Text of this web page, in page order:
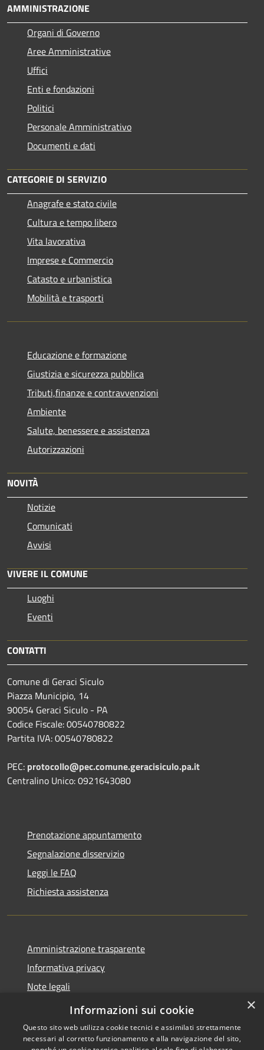
AMMINISTRAZIONE
Organi di Governo
Aree Amministrative
Uffici
Enti e fondazioni
Politici
Personale Amministrativo
Documenti e dati
CATEGORIE DI SERVIZIO
Anagrafe e stato civile
Cultura e tempo libero
Vita lavorativa
Imprese e Commercio
Catasto e urbanistica
Mobilità e trasporti
Educazione e formazione
Giustizia e sicurezza pubblica
Tributi,finanze e contravvenzioni
Ambiente
Salute, benessere e assistenza
Autorizzazioni
NOVITÀ
Notizie
Comunicati
Avvisi
VIVERE IL COMUNE
Luoghi
Eventi
CONTATTI
Comune di Geraci Siculo
Piazza Municipio, 14
90054 Geraci Siculo - PA
Codice Fiscale: 00540780822
Partita IVA: 00540780822
PEC: protocollo@pec.comune.geracisiculo.pa.it
Centralino Unico: 0921643080
Prenotazione appuntamento
Segnalazione disservizio
Leggi le FAQ
Richiesta assistenza
Amministrazione trasparente
Informativa privacy
Note legali
Dichiarazione di accessibilità
×
Informazioni sui cookie
Questo sito web utilizza cookie tecnici e assimilati strettamente
necessari al corretto funzionamento e alla navigazione del sito,